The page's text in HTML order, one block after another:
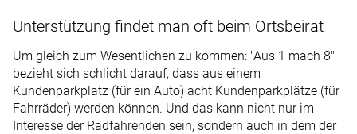
Unterstützung findet man oft beim Ortsbeirat
Um gleich zum Wesentlichen zu kommen: "Aus 1 mach 8"
bezieht sich schlicht darauf, dass aus einem
Kundenparkplatz (für ein Auto) acht Kundenparkplätze (für
Fahrräder) werden können. Und das kann nicht nur im
Interesse der Radfahrenden sein, sondern auch in dem der